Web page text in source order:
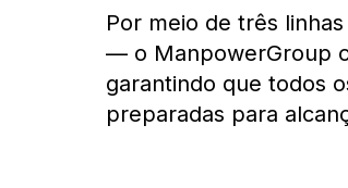
Por meio de três
— o ManpowerGroup
garantindo que todos
preparadas para